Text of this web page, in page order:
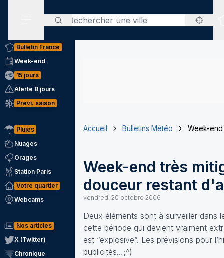
Rechercher
Bulletin France
Week-end
15 jours
Alerte 8 jours
Prévi. saison
Pluies
Nuages
Orages
Station Paris
Votre quartier
Webcams
Nos articles
X (Twitter)
Chronique
Accueil Bulletins Météo Week-
Week-end très
douceur restant
vendredi 20 octobre 2006
Deux éléments sont à surveiller dans
cette période qui devient vraiment
est “explosive”. Les prévisions pour
publicités…;^)